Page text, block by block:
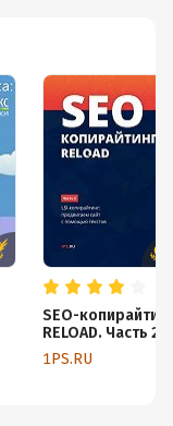
SEO-копирайтинг
RELOAD. Часть 2.
LSI-копирайтинг:
продвигаем сайт
1PS.RU